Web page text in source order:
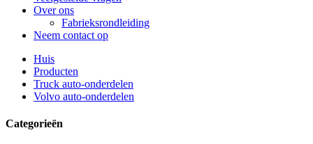
Over ons
Fabrieksrondleiding
Neem contact op
Huis
Producten
Truck auto-onderdelen
Volvo auto-onderdelen
Categorieën